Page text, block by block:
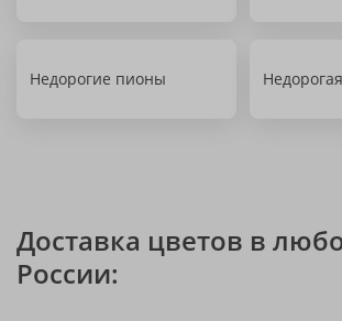
Недорогие пионы
Доставка цветов в
России: